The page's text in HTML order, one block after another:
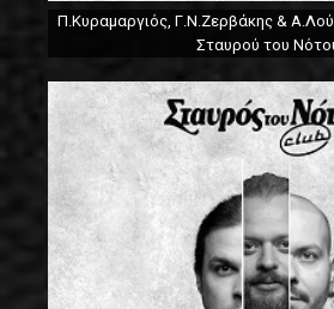
Π.Κυραμαργιός, Γ.Ν.Ζερβάκης &
Σταυρού του